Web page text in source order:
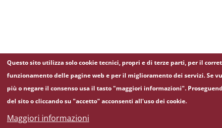
Questo sito utilizza solo cookie tecnici, propri e di terze parti, per il
funzionamento delle pagine web e per il miglioramento dei servizi. Se
più o negare il consenso usa il tasto "maggiori informazioni".
del sito o cliccando su "accetto" acconsenti all'uso dei cookie.
Maggiori informazioni